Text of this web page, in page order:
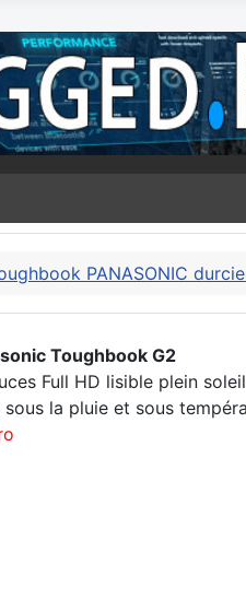
PANASONIC
Toughbook G2
Full HD lisible plein soleil
la pluie et sous